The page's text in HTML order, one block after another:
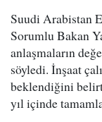
Suudi Arabistan
Sorumlu Bakan
anlaşmaların
söyledi. İnşaat
beklendiğini
yıl içinde